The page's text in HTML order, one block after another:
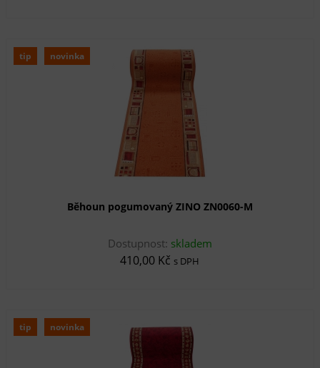
tip novinka
Běhoun pogumovaný ZINO ZN0060-M
Dostupnost: skladem
410,00 Kč s DPH
tip novinka